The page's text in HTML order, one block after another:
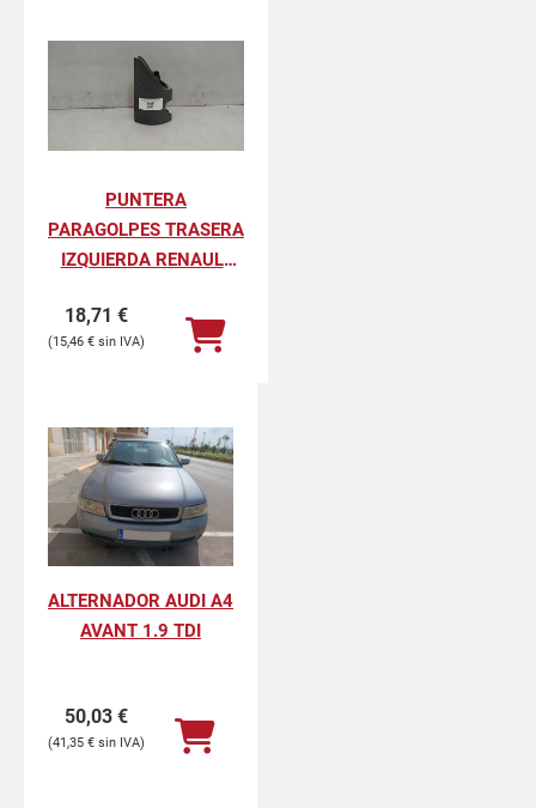
PUNTERA
PARAGOLPES TRASERA
IZQUIERDA RENAULT
PROFESIONAL
18,71 €
15,46 €
ALTERNADOR AUDI A4
AVANT 1.9 TDI
50,03 €
41,35 €